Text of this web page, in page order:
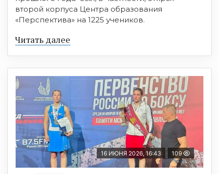
второй корпуса Центра образования
«Перспектива» на 1225 учеников.
Читать далее
16 ИЮНЯ 2026, 16:43 109